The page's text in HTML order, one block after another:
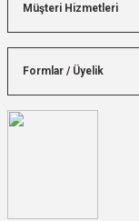
Müşteri Hizmetleri
Formlar / Üyelik